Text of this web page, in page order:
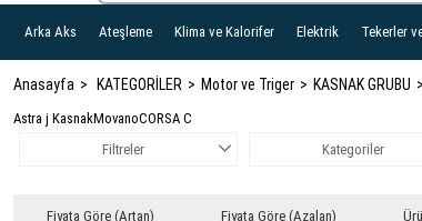
Arka Aks Ateşleme Klima ve Kalorifer Elektrik Tekerler
Anasayfa KATEGORİLER Motor ve Triger KASNAK GRUBU
Astra j KasnakMovanoCORSA C
Filtreler
Kategoriler
Fiyata Göre (Artan) Fiyata Göre (Azalan)